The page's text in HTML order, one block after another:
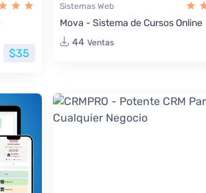
$35
Sistemas Web
Mova - Sistema de Cursos Online
44 Ventas